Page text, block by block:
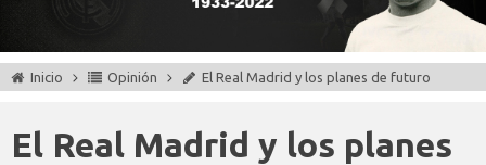
Inicio Opinión El Real Madrid y los planes de futuro
El Real Madrid y los planes